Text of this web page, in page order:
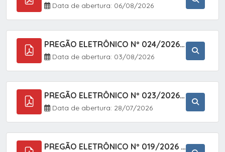
Data de abertura: 06/08/2026
PREGÃO ELETRÔNICO Nº 024/2026 - AQUISIÇÃO DE GÁS MEDICINAL TIPO OXIGÊNIO (1,00 M3, 3,00 M3 E 10,00 M3), EM ATENDIMENTO À SECRETARIA MUNICIPAL DE SAÚDE, ATRAVÉS DO SISTEMA DE REGISTRO DE PREÇOS (SRP)
Data de abertura: 03/08/2026
PREGÃO ELETRÔNICO Nº 023/2026 - AQUISIÇÃO DE ENXOVAL INFANTIL, EM ATENDIMENTO À SECRETARIA MUNICIPAL DE EDUCAÇÃO, ATRAVÉS DO SISTEMA DE REGISTRO DE PREÇOS (SRP).
Data de abertura: 28/07/2026
PREGÃO ELETRÔNICO Nº 019/2026 - CONTRATAÇÃO DE EMPRESA ESPECIALIZADA PARA A PRESTAÇÃO DE SERVIÇOS VETERINÁRIOS CLÍNICOS E CIRÚRGICOS, COM FOCO EM AÇÕES DE SAÚDE PÚBLICA, BEM-ESTAR ANIMAL E CONTROLE POPULACIONAL ÉTICO DE CÃES E GATOS, EM ATENDIMENTO À